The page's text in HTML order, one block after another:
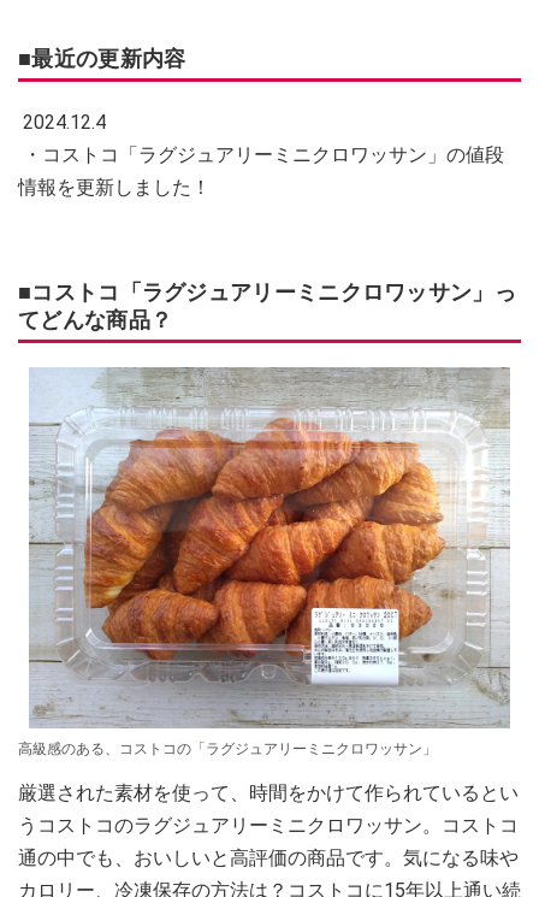
■最近の更新内容
2024.12.4
・コストコ「ラグジュアリーミニクロワッサン」の値段
情報を更新しました！
■コストコ「ラグジュアリーミニクロワッサン」っ
てどんな商品？
高級感のある、コストコの「ラグジュアリーミニクロワッサン」
厳選された素材を使って、時間をかけて作られているとい
うコストコのラグジュアリーミニクロワッサン。コストコ
通の中でも、おいしいと高評価の商品です。気になる味や
カロリー、冷凍保存の方法は？コストコに15年以上通い続